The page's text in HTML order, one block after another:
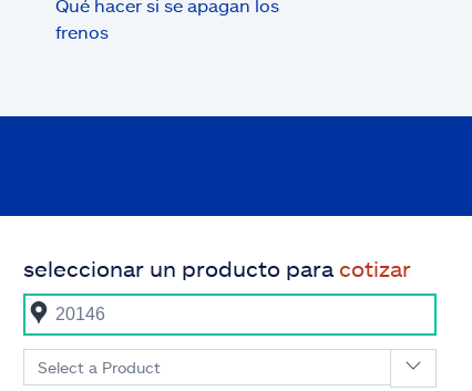
Qué hacer si se apagan los
frenos
seleccionar un producto para cotizar
Select a Product